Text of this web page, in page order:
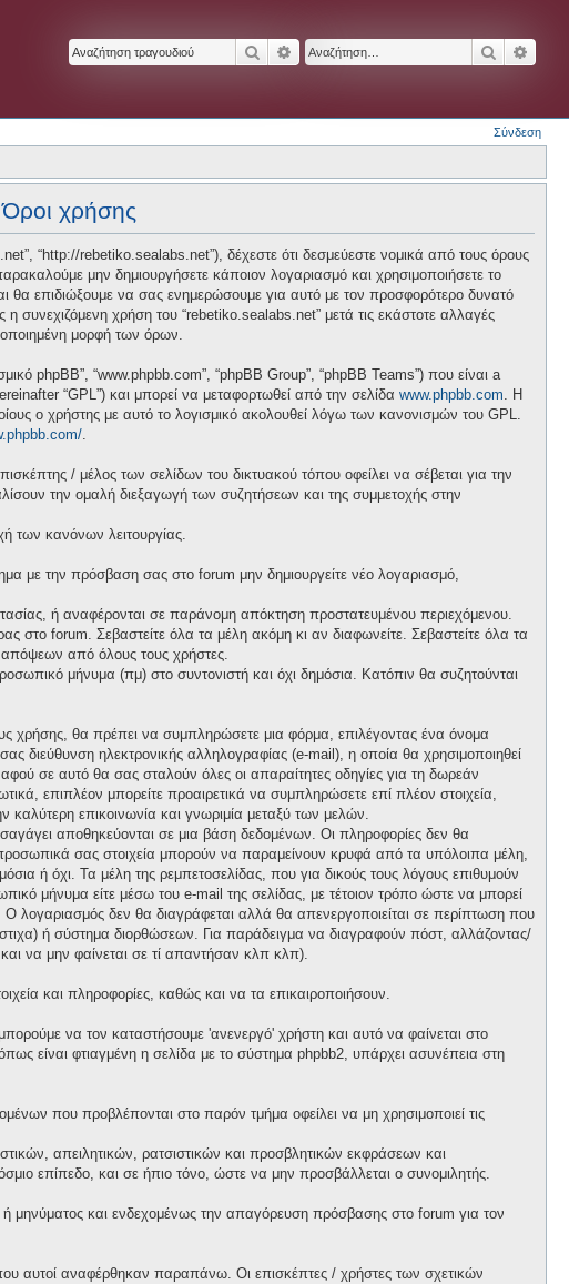
ΑναζήτησηΕιδική αναζήτηση
Σύνδεση
χρήσης
“http://rebetiko.sealabs.net”), δέχεστε ότι δεσμεύεστε νομικά από τους όρους
μην δημιουργήσετε κάποιον λογαριασμό και χρησιμοποιήσετε το
θα επιδιώξουμε να σας ενημερώσουμε για αυτό με τον προσφορότερο δυνατό
χρήση του “rebetiko.sealabs.net” μετά τις εκάστοτε αλλαγές
μορφή των όρων.
phpBB”, “www.phpbb.com”, “phpBB Group”, “phpBB Teams”) που είναι a
“GPL”) και μπορεί να μεταφορτωθεί από την σελίδα www.phpbb.com. Η
ο χρήστης με αυτό το λογισμικό ακολουθεί λόγω των κανονισμών του GPL.
.
/ μέλος των σελίδων του δικτυακού τόπου οφείλει να σέβεται για την
την ομαλή διεξαγωγή των συζητήσεων και της συμμετοχής στην
των κανόνων λειτουργίας.
με την πρόσβαση σας στο forum μην δημιουργείτε νέο λογαριασμό,
ή αναφέρονται σε παράνομη απόκτηση προστατευμένου περιεχόμενου.
forum. Σεβαστείτε όλα τα μέλη ακόμη κι αν διαφωνείτε. Σεβαστείτε όλα τα
από όλους τους χρήστες.
μήνυμα (πμ) στο συντονιστή και όχι δημόσια. Κατόπιν θα συζητούνται
χρήσης, θα πρέπει να συμπληρώσετε μια φόρμα, επιλέγοντας ένα όνομα
διεύθυνση ηλεκτρονικής αλληλογραφίας (e-mail), η οποία θα χρησιμοποιηθεί
σε αυτό θα σας σταλούν όλες οι απαραίτητες οδηγίες για τη δωρεάν
επιπλέον μπορείτε προαιρετικά να συμπληρώσετε επί πλέον στοιχεία,
επικοινωνία και γνωριμία μεταξύ των μελών.
αποθηκεύονται σε μια βάση δεδομένων. Οι πληροφορίες δεν θα
σας στοιχεία μπορούν να παραμείνουν κρυφά από τα υπόλοιπα μέλη,
ή όχι. Τα μέλη της ρεμπετοσελίδας, που για δικούς τους λόγους επιθυμούν
μήνυμα είτε μέσω του e-mail της σελίδας, με τέτοιον τρόπο ώστε να μπορεί
λογαριασμός δεν θα διαγράφεται αλλά θα απενεργοποιείται σε περίπτωση που
ή σύστημα διορθώσεων. Για παράδειγμα να διαγραφούν πόστ, αλλάζοντας/
να μην φαίνεται σε τί απαντήσαν κλπ κλπ).
και πληροφορίες, καθώς και να τα επικαιροποιήσουν.
να τον καταστήσουμε 'ανενεργό' χρήστη και αυτό να φαίνεται στο
είναι φτιαγμένη η σελίδα με το σύστημα phpbb2, υπάρχει ασυνέπεια στη
που προβλέπονται στο παρόν τμήμα οφείλει να μη χρησιμοποιεί τις
απειλητικών, ρατσιστικών και προσβλητικών εκφράσεων και
επίπεδο, και σε ήπιο τόνο, ώστε να μην προσβάλλεται ο συνομιλητής.
μηνύματος και ενδεχομένως την απαγόρευση πρόσβασης στο forum για τον
αυτοί αναφέρθηκαν παραπάνω. Οι επισκέπτες / χρήστες των σχετικών